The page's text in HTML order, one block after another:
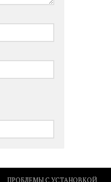
ПРОБЛЕМЫ С УСТАНОВКОЙ